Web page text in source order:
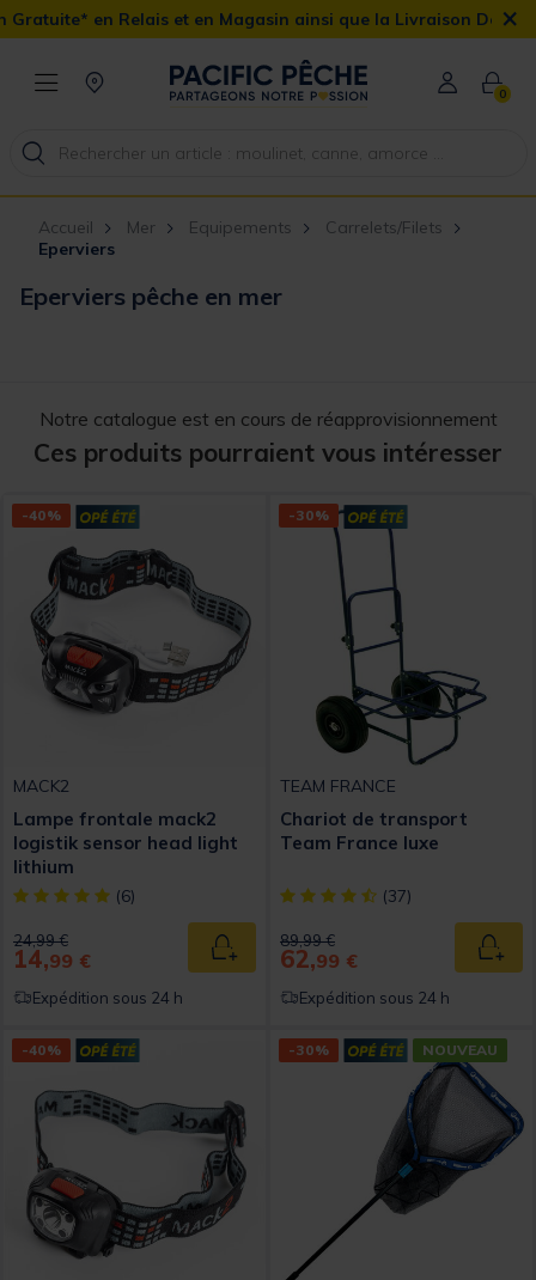
et en Magasin ainsi que la Livraison Domicile offerte dès×
0
Accueil Mer Equipements
Carrelets/Filets
Eperviers
Eperviers pêche en mer
Notre catalogue est en cours de réapprovisionnement
Ces produits pourraient vous intéresser
-40%
MACK2
Lampe frontale mack2
logistik sensor head light
lithium
[object Object] out of 5 Customer Rating
(6)
Price reduced from
24,99 €to
14,99 € Ajouter au panier
Expédition sous 24 h
-30%
TEAM FRANCE
Chariot de transport
Team France luxe
[object Object] out of 5
(37)
Price reduced from
89,99 €to
62,99 €
Expédition sous 24 h
-40% -30% NOUVEAU